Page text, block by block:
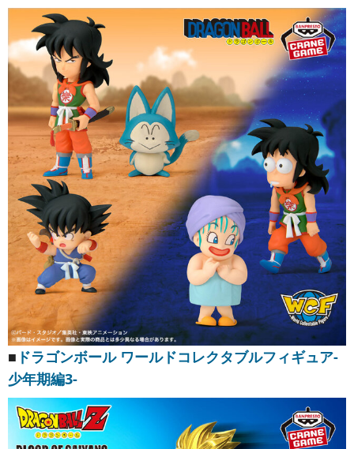
■ ドラゴンボール ワールドコレクタブルフィギュア-
少年期編3-